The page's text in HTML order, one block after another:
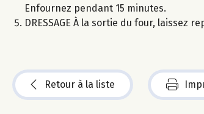
Enfournez pendant 15 minutes.
DRESSAGE À la sortie du four,
Retour à la liste